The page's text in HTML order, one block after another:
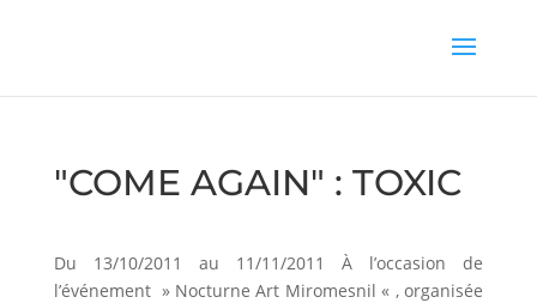
"COME AGAIN" : TOXIC
Du 13/10/2011 au 11/11/2011 À l’occasion de
l’événement » Nocturne Art Miromesnil « , organisée